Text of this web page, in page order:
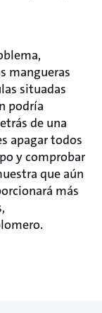
mangueras
situadas
podría
de una
apagar todos
y comprobar
que aún
más